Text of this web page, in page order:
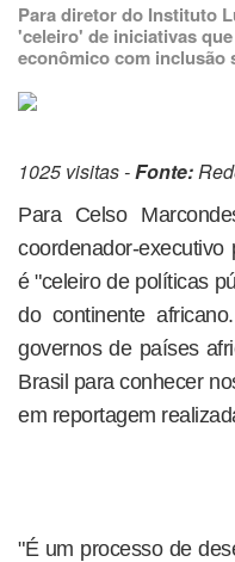
Para diretor do Instituto
'celeiro' de iniciativas
econômico com inclusão
1025 visitas -Fonte:
Para Celso
coordenador-executivo
é "celeiro de políticas
do continente
governos de países
Brasil para conhecer
em reportagem
"É um processo de